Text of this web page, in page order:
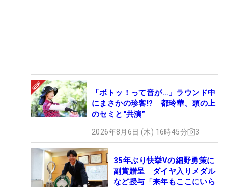
「ボトッ！って音が…」ラウンド中
にまさかの珍客!? 都玲華、頭の上
のセミと“共演”
2026年8月6日 (木) 16時45分 3
35年ぶり快挙Vの細野勇策に
副賞贈呈 ダイヤ入りメダル
など授与「来年もここにいら